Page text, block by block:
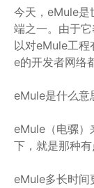
今天，eMule是
端之一。由于
以对eMule工程
e的开发者网络
eMule是什么意
eMule（电骡）
下，就是那种
eMule多长时间